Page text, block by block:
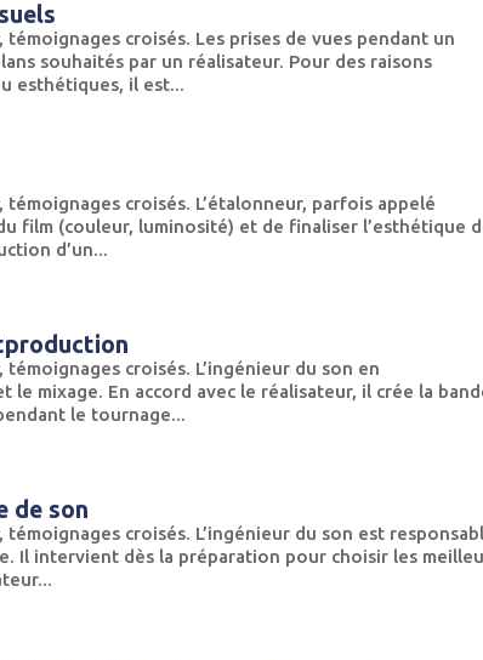
croisés. Les prises de vues pendant un
souhaités par un réalisateur. Pour des raisons
esthétiques, il est...
croisés. L’étalonneur, parfois appelé
film (couleur, luminosité) et de finaliser l’esthétique
d’un...
croisés. L’ingénieur du son en
mixage. En accord avec le réalisateur, il crée la
le tournage...
de son
croisés. L’ingénieur du son est
Il intervient dès la préparation pour choisir les